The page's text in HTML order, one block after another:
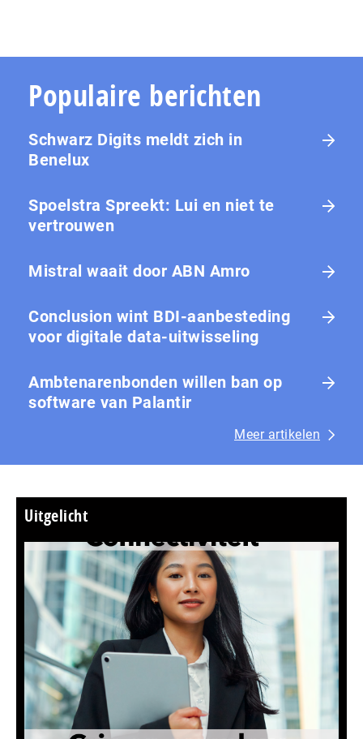
Populaire berichten
Schwarz Digits meldt zich in
Benelux
Spoelstra Spreekt: Lui en niet te
vertrouwen
Mistral waait door ABN Amro
Conclusion wint BDI-aanbesteding
voor digitale data-uitwisseling
Ambtenarenbonden willen ban op
software van Palantir
Meer artikelen
Uitgelicht